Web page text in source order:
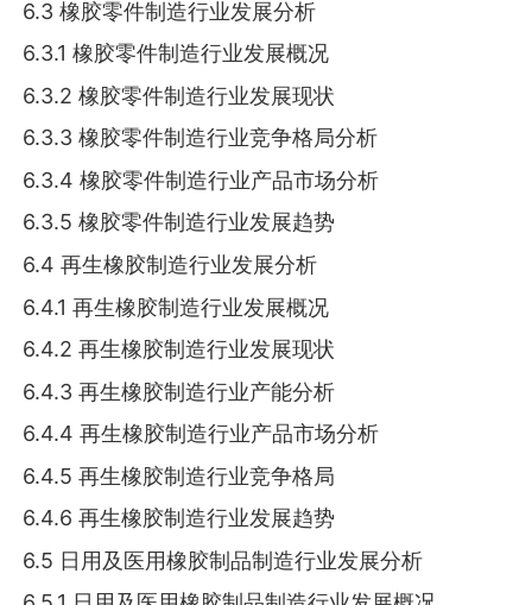
6.3 橡胶零件制造行业发展分析
6.3.1 橡胶零件制造行业发展概况
6.3.2 橡胶零件制造行业发展现状
6.3.3 橡胶零件制造行业竞争格局分析
6.3.4 橡胶零件制造行业产品市场分析
6.3.5 橡胶零件制造行业发展趋势
6.4 再生橡胶制造行业发展分析
6.4.1 再生橡胶制造行业发展概况
6.4.2 再生橡胶制造行业发展现状
6.4.3 再生橡胶制造行业产能分析
6.4.4 再生橡胶制造行业产品市场分析
6.4.5 再生橡胶制造行业竞争格局
6.4.6 再生橡胶制造行业发展趋势
6.5 日用及医用橡胶制品制造行业发展分析